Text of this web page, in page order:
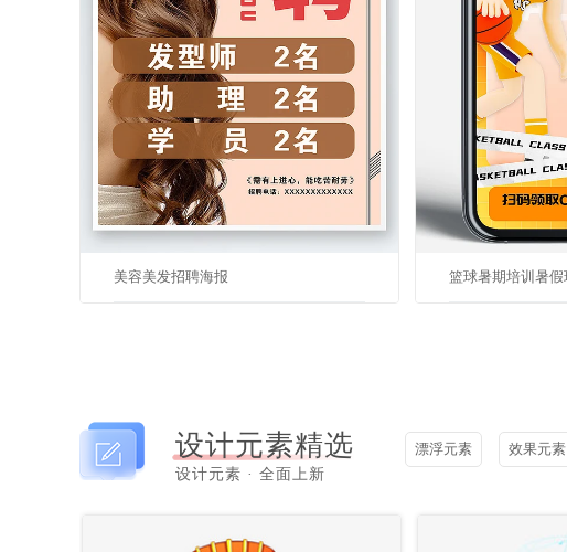
美容美发招聘海报
设计元素精选
设计元素 · 全面上新
漂浮元素 效果元素